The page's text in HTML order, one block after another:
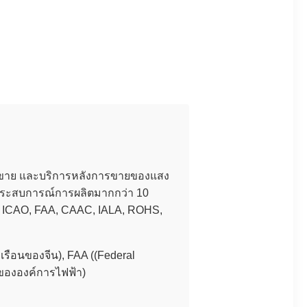
ย และบริการหลังการขายของแสง
ระสบการณ์การผลิตมากกว่า 10
FAA, CAAC, IALA, ROHS,
อนของจีน), FAA ((Federal
ององค์การไฟฟ้า)